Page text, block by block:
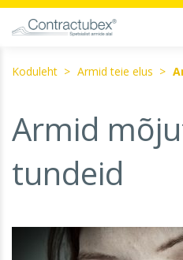
Koduleht Armid teie elus
Armid
tundeid